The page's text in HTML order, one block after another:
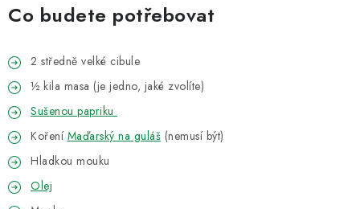
KONTAKTY
ZNAČKY
Co budete potřebovat
2 středně velké cibule
½ kila masa (je jedno, jaké zvolíte)
Sušenou papriku
Koření Maďarský na guláš (nemusí být)
Hladkou mouku
Olej